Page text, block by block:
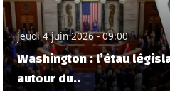
jeudi 4 juin 2026 - 09:00
Washington : l’étau
autour du..